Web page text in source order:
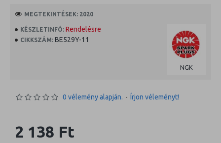
KÉSZLETINFÓ: Rendelésre
CIKKSZÁM: BE529Y-11
NGK
MEGTEKINTÉSEK: 2020
0 vélemény alapján. - Írjon véleményt!
2 138 Ft